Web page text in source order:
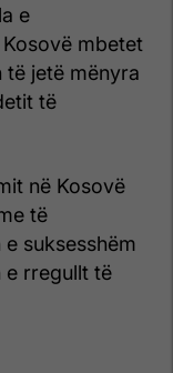
e
mbetet
të jetë mënyra
të
në Kosovë
të
suksesshëm
e rregullt të